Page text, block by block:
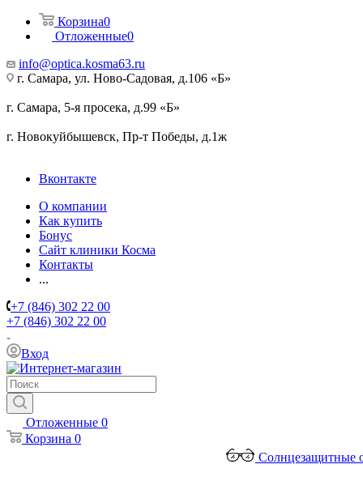
Корзина0
Отложенные0
info@optica.kosma63.ru
г. Самара, ул. Ново-Садовая, д.106 «Б»
г. Самара, 5-я просека, д.99 «Б»
г. Новокуйбышевск, Пр-т Победы, д.1ж
Вконтакте
О компании
Как купить
Бонус
Сайт клиники Косма
Контакты
...
+7 (846) 302 22 00
+7 (846) 302 22 00
Вход
Отложенные 0
Корзина 0
Солнцезащитные